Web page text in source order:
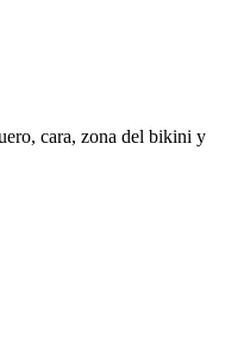
cara, zona del bikini y